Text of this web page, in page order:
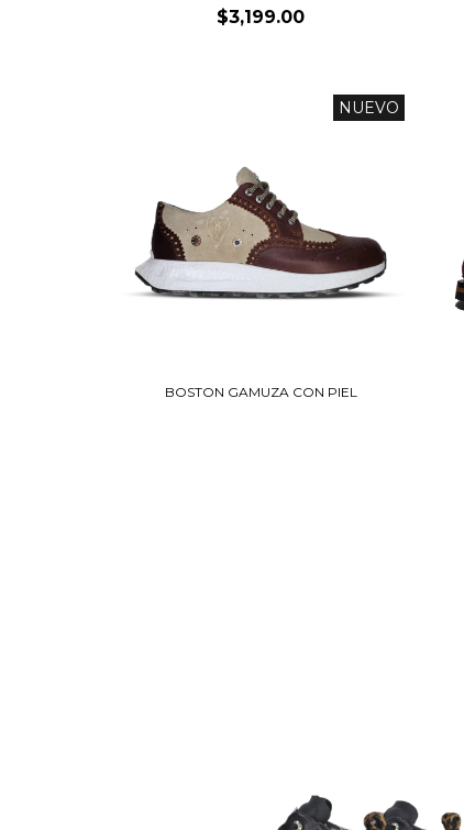
$3,199.00
NUEVO
BOSTON GAMUZA CON PIEL